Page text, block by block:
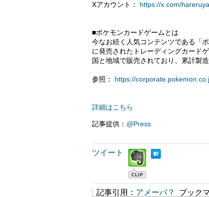
Xアカウント： https://x.com/
■ポケモンカードゲームとは
今なお続く人気コンテンツである「
に発売されたトレーディングカード
国と地域で販売されており、累計製
参照： https://
詳細はこちら
記事提供： @Press
ツイート
記事引用： アメーバ？ ブック